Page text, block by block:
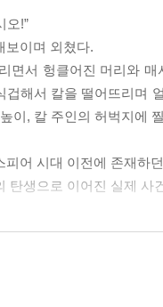
오!”
보이며 외쳤다.
면서 헝클어진 머리와
겁해서 칼을 떨어뜨리며
이, 칼 주인의 허벅지에
피어 시대 이전에 존재하
탄생으로 이어진 실제 사